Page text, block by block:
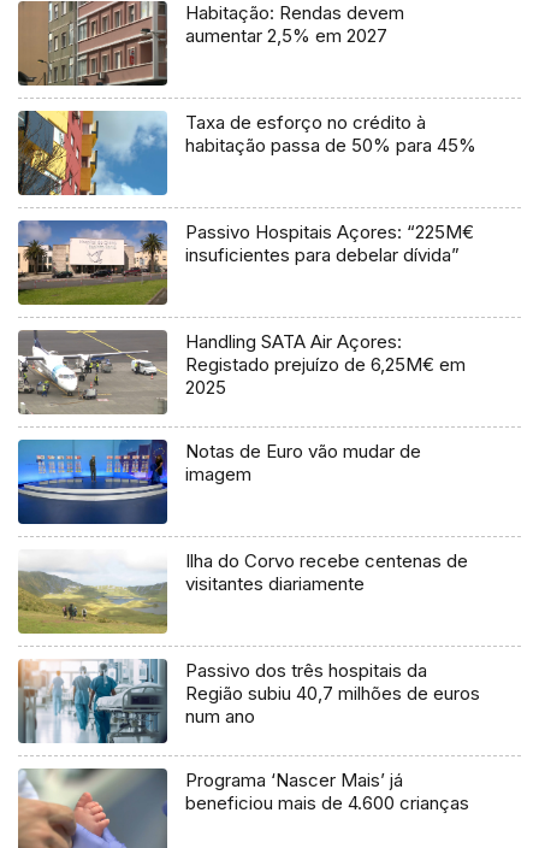
Habitação: Rendas devem
aumentar 2,5% em 2027
Taxa de esforço no crédito à
habitação passa de 50% para 45%
Passivo Hospitais Açores: “225M€
insuficientes para debelar dívida”
Handling SATA Air Açores:
Registado prejuízo de 6,25M€ em
2025
Notas de Euro vão mudar de
imagem
Ilha do Corvo recebe centenas de
visitantes diariamente
Passivo dos três hospitais da
Região subiu 40,7 milhões de euros
num ano
Programa ‘Nascer Mais’ já
beneficiou mais de 4.600 crianças